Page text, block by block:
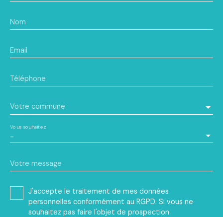
Nom
Email
Téléphone
Votre commune
-
Vous souhaitez
Votre message
J'accepte le traitement de mes données
personnelles conformément au RGPD. Si vous ne
souhaitez pas faire l'objet de prospection